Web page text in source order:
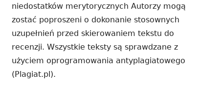
niedostatków merytorycznych Autorzy mogą
zostać poproszeni o dokonanie stosownych
uzupełnień przed skierowaniem tekstu do
recenzji. Wszystkie teksty są sprawdzane z
użyciem oprogramowania antyplagiatowego
(Plagiat.pl).